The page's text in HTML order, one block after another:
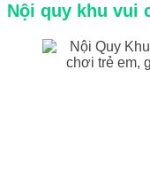
Nội quy khu vui